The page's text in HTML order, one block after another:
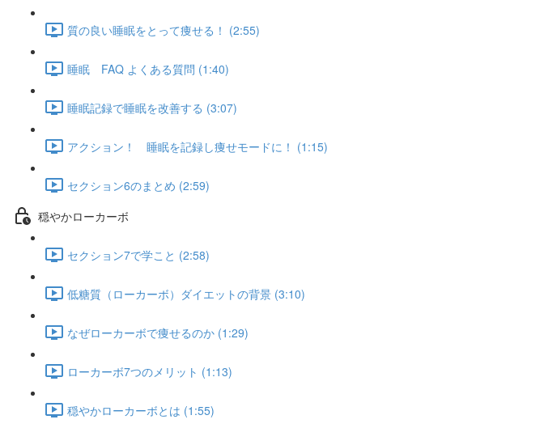
質の良い睡眠をとって痩せる！ (2:55)
睡眠 FAQ よくある質問 (1:40)
睡眠記録で睡眠を改善する (3:07)
アクション！ 睡眠を記録し痩せモードに！ (1:15)
セクション6のまとめ (2:59)
穏やかローカーボ
セクション7で学こと (2:58)
低糖質（ローカーボ）ダイエットの背景 (3:10)
なぜローカーボで痩せるのか (1:29)
ローカーボ7つのメリット (1:13)
穏やかローカーボとは (1:55)